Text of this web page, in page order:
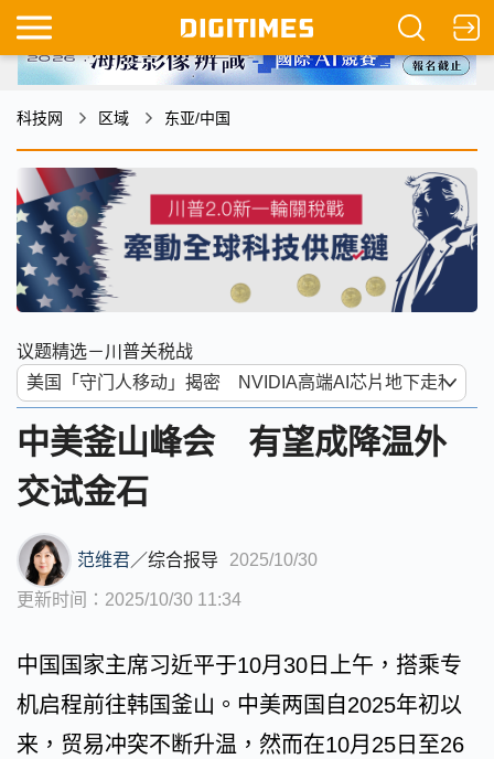
科技网 区域 东亚/中国
议题精选－川普关税战
中美釜山峰会 有望成降温外
交试金石
范维君／综合报导 2025/10/30
更新时间：2025/10/30 11:34
中国国家主席习近平于10月30日上午，搭乘专
机启程前往韩国釜山。中美两国自2025年初以
来，贸易冲突不断升温，然而在10月25日至26